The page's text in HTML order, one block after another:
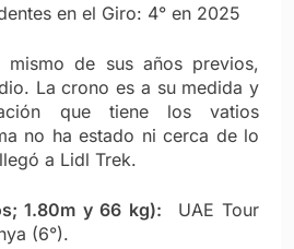
en el Giro: 4° en 2025
de sus años previos,
La crono es a su medida y
que tiene los vatios
no ha estado ni cerca de lo
a Lidl Trek.
1.80m y 66 kg): UAE Tour
(6°).